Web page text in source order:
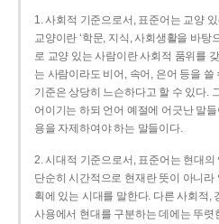
1. 사회적 기준으로서, 표준어는 교양
교양이란 ‘학문, 지식, 사회생활을 바탕
로 교양 있는 사람이란 사회적 품위를
는 사람이라도 비어, 속어, 은어 등을
기준은 상당히 느슨하다고 할 수 있다.
어이기는 하되 언어 예절에 어긋난 말
용을 자제하여야 하는 말들이다.
2. 시대적 기준으로서, 표준어는 현대의
단순히 시간적으로 현재란 뜻이 아니
획에 있는 시대를 말한다. 다른 사회적,
사용에서 현대를 구분하는 데에는 뚜